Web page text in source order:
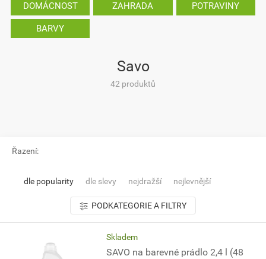
DOMÁCNOST ZAHRADA POTRAVINY
BARVY
Savo
42 produktů
Řazení:
dle popularity dle slevy nejdražší nejlevnější
PODKATEGORIE A FILTRY
Skladem
SAVO na barevné prádlo 2,4 l (48